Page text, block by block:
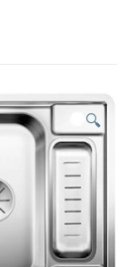
🔍